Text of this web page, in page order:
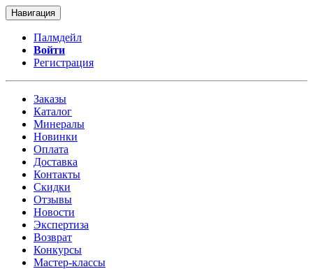
Навигация
Палмдейл
Войти
Регистрация
Заказы
Каталог
Минералы
Новинки
Оплата
Доставка
Контакты
Скидки
Отзывы
Новости
Экспертиза
Возврат
Конкурсы
Мастер-классы